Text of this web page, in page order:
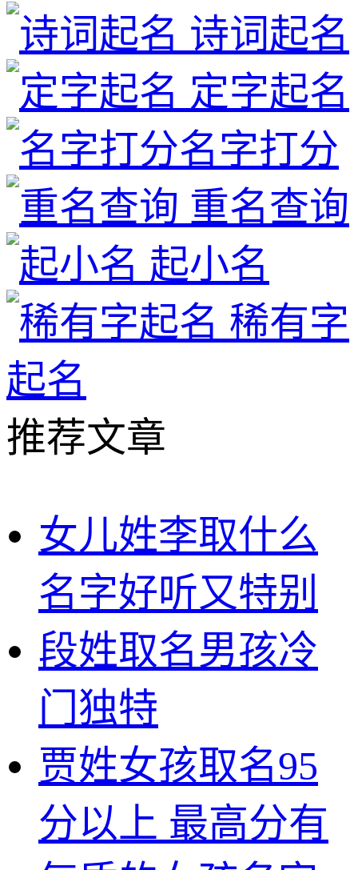
诗词起名
定字起名
名字打分
重名查询
起小名
稀有字
起名
推荐文章
女儿姓李取什么
名字好听又特别
段姓取名男孩冷
门独特
贾姓女孩取名95
分以上 最高分有